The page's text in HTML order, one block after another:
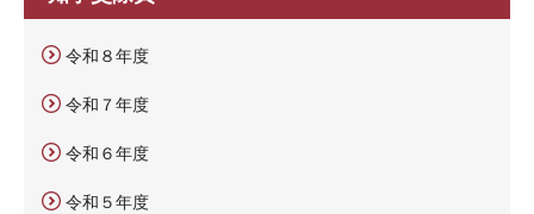
令和８年度
令和７年度
令和６年度
令和５年度